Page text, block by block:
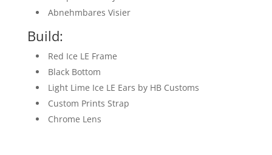
Abnehmbares Visier
Build:
Red Ice LE Frame
Black Bottom
Light Lime Ice LE Ears by HB Customs
Custom Prints Strap
Chrome Lens